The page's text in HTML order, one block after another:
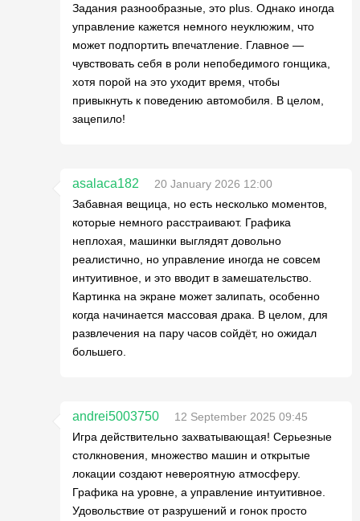
Задания разнообразные, это plus. Однако иногда
управление кажется немного неуклюжим, что
может подпортить впечатление. Главное —
чувствовать себя в роли непобедимого гонщика,
хотя порой на это уходит время, чтобы
привыкнуть к поведению автомобиля. В целом,
зацепило!
asalaca182
20 January 2026 12:00
Забавная вещица, но есть несколько моментов,
которые немного расстраивают. Графика
неплохая, машинки выглядят довольно
реалистично, но управление иногда не совсем
интуитивное, и это вводит в замешательство.
Картинка на экране может залипать, особенно
когда начинается массовая драка. В целом, для
развлечения на пару часов сойдёт, но ожидал
большего.
andrei5003750
12 September 2025 09:45
Игра действительно захватывающая! Серьезные
столкновения, множество машин и открытые
локации создают невероятную атмосферу.
Графика на уровне, а управление интуитивное.
Удовольствие от разрушений и гонок просто